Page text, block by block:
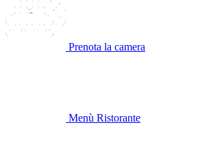
Prenota la camera
Menù Ristorante